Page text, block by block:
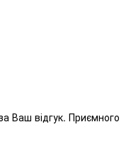
Ваш відгук. Приємного